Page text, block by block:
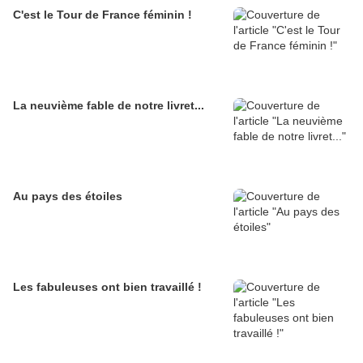
C'est le Tour de France féminin !
La neuvième fable de notre livret...
Au pays des étoiles
Les fabuleuses ont bien travaillé !